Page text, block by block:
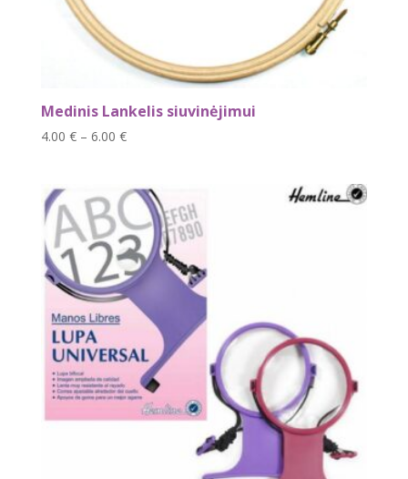
Medinis Lankelis siuvinėjimui
4.00 € – 6.00 €Price
through
6.00 €